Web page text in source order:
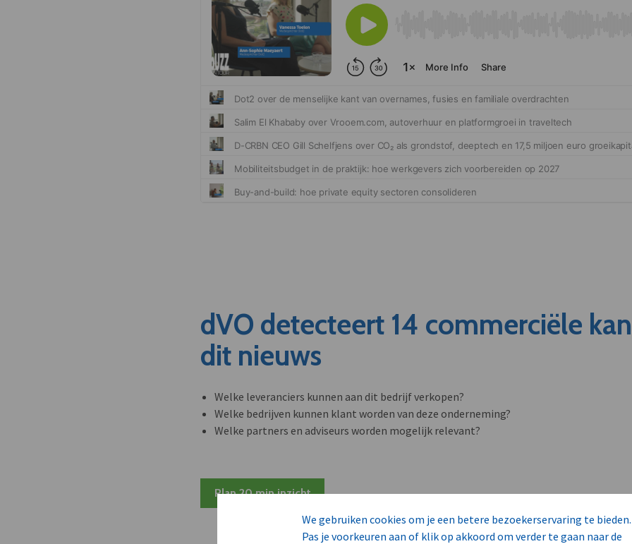
We gebruiken cookies om je een betere bezoekerservaring te bieden.
Pas je voorkeuren aan of klik op akkoord om verder te gaan naar de
dVO detecteert 14 commerciële
dit nieuws
Welke leveranciers kunnen aan dit bedrijf verkopen?
Welke bedrijven kunnen klant worden van deze onderneming?
Welke partners en adviseurs worden mogelijk relevant?
Plan 20 min inzicht